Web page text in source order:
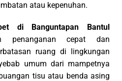
atau kepenuhan.
di Banguntapan Bantul
penanganan cepat dan
ruang di lingkungan
umum dari mampetnya
tisu atau benda asing